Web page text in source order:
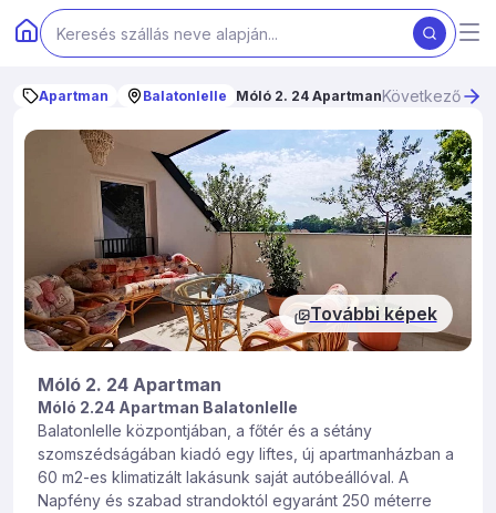
Apartman Balatonlelle Móló 2. 24 ApartmanKövetkező
További képek
Móló 2. 24 Apartman
Móló 2.24 Apartman Balatonlelle
Balatonlelle központjában, a főtér és a sétány
szomszédságában kiadó egy liftes, új apartmanházban a
60 m2-es klimatizált lakásunk saját autóbeállóval. A
Napfény és szabad strandoktól egyaránt 250 méterre